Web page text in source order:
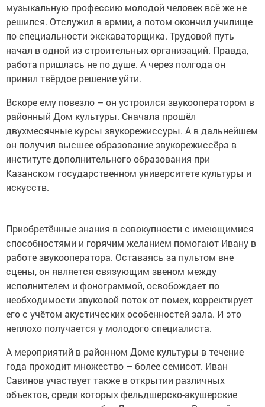
музыкальную профессию молодой человек всё же не
решился. Отслужил в армии, а потом окончил училище
по специальности экскаваторщика. Трудовой путь
начал в одной из строительных организаций. Правда,
работа пришлась не по душе. А через полгода он
принял твёрдое решение уйти.
Вскоре ему повезло – он устроился звукооператором в
районный Дом культуры. Сначала прошёл
двухмесячные курсы звукорежиссуры. А в дальнейшем
он получил высшее образование звукорежиссёра в
институте дополнительного образования при
Казанском государственном университете культуры и
искусств.
Приобретённые знания в совокупности с имеющимися
способностями и горячим желанием помогают Ивану в
работе звукооператора. Оставаясь за пультом вне
сцены, он является связующим звеном между
исполнителем и фонограммой, освобождает по
необходимости звуковой поток от помех, корректирует
его с учётом акустических особенностей зала. И это
неплохо получается у молодого специалиста.
А мероприятий в районном Доме культуры в течение
года проходит множество – более семисот. Иван
Савинов участвует также в открытии различных
объектов, среди которых фельдшерско-акушерские